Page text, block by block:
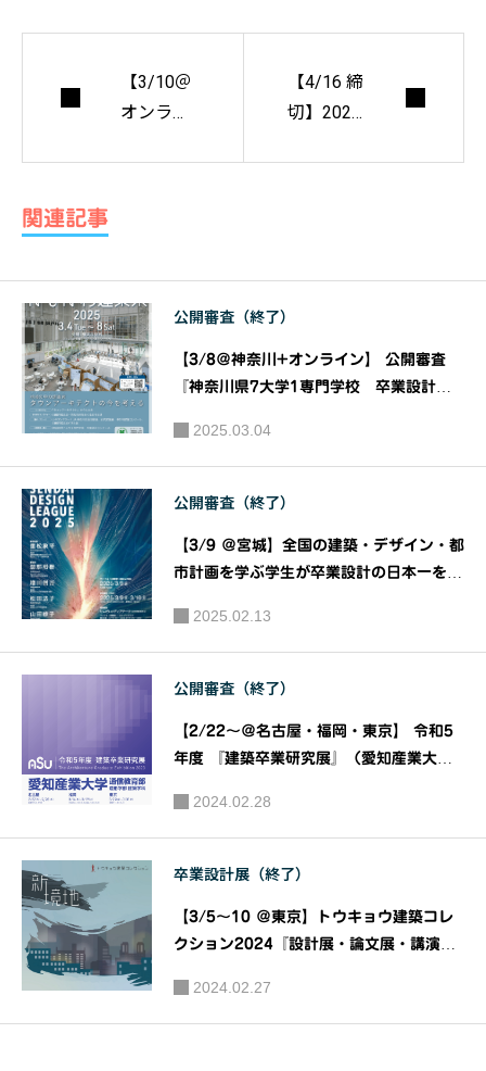
【3/10＠
オンライ
～ 第6回
縮小社
会の策は
電動マイ
あり。 日
本の都市
に見えて
きた新た
な暮らし
uup］ pr
oduced by
シティラ
ボ東京
【4/16 締
切】2021
関連記事
公開審査（終了）
【3/8＠神奈川+オンライン】 公開審査
『神奈川県7大学1専門学校 卒業設計コ
ながわ建築祭2025｜主催：JIA 関東甲信
越支部 神奈川地域会(JIA神奈川)
2025.03.04
公開審査（終了）
【3/9 ＠宮城】全国の建築・デザイン・都
市計画を学ぶ学生が卒業設計の日本一を競
卒業設計日本一決定戦』公開審査｜主催：
仙台建築都市学生会議 せんだいメディア
テーク
2025.02.13
公開審査（終了）
【2/22〜＠名古屋・福岡・東京】 令和5
年度 『建築卒業研究展』（愛知産業大学
愛知産業大学 通信教育部 造形学部 建築学
科
2024.02.28
卒業設計展（終了）
【3/5～10 ＠東京】トウキョウ建築コレ
クション2024『設計展・論文展・講演
ン2024実行委員会
2024.02.27